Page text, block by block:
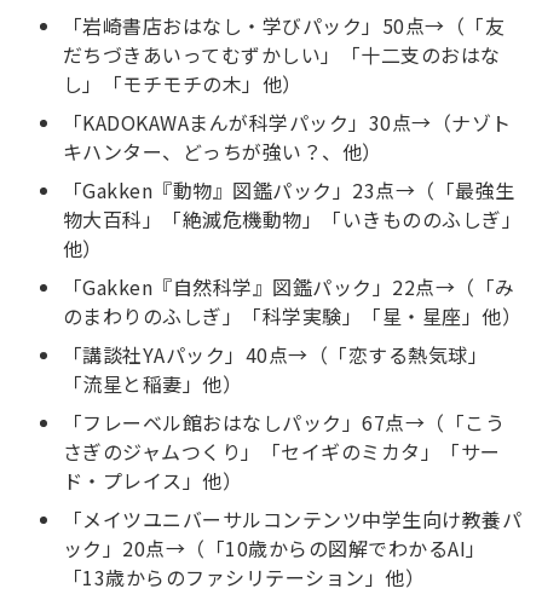
「岩崎書店おはなし・学びパック」50点→（「友
だちづきあいってむずかしい」「十二支のおはな
し」「モチモチの木」他）
「KADOKAWAまんが科学パック」30点→（ナゾト
キハンター、どっちが強い？、他）
「Gakken『動物』図鑑パック」23点→（「最強生
物大百科」「絶滅危機動物」「いきもののふしぎ」
他）
「Gakken『自然科学』図鑑パック」22点→（「み
のまわりのふしぎ」「科学実験」「星・星座」他）
「講談社YAパック」40点→（「恋する熱気球」
「流星と稲妻」他）
「フレーベル館おはなしパック」67点→（「こう
さぎのジャムつくり」「セイギのミカタ」「サー
ド・プレイス」他）
「メイツユニバーサルコンテンツ中学生向け教養パ
ック」20点→（「10歳からの図解でわかるAI」
「13歳からのファシリテーション」他）